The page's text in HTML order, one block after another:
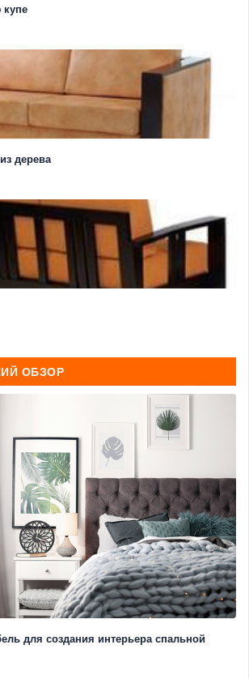
дерева
ОБЗОР
для создания интерьера спальной